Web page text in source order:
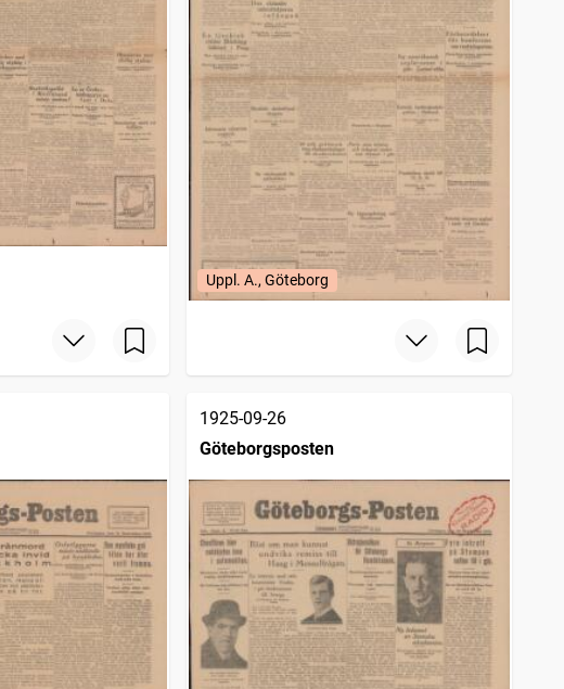
Uppl. A., Göteborg
1925-09-26
Göteborgsposten